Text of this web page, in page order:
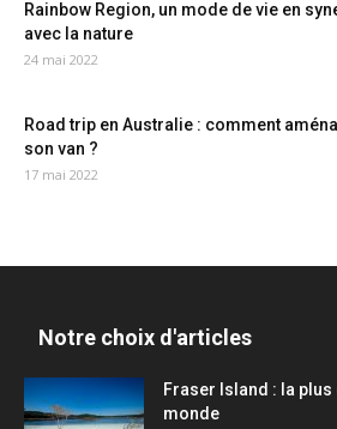
Rainbow Region, un mode de vie en
avec la nature
24 mai 2022
Road trip en Australie : comment
son van ?
17 mai 2022
Notre choix d'articles
Fraser Island : la
monde